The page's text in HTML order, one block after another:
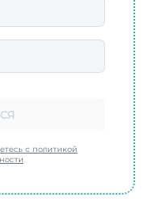
с политикой